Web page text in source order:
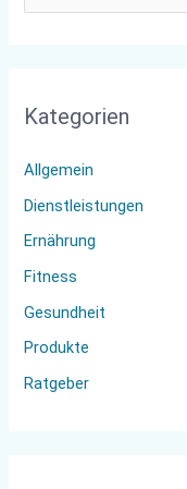
e
a
c
h
:
Kategorien
Allgemein
Dienstleistungen
Ernährung
Fitness
Gesundheit
Produkte
Ratgeber